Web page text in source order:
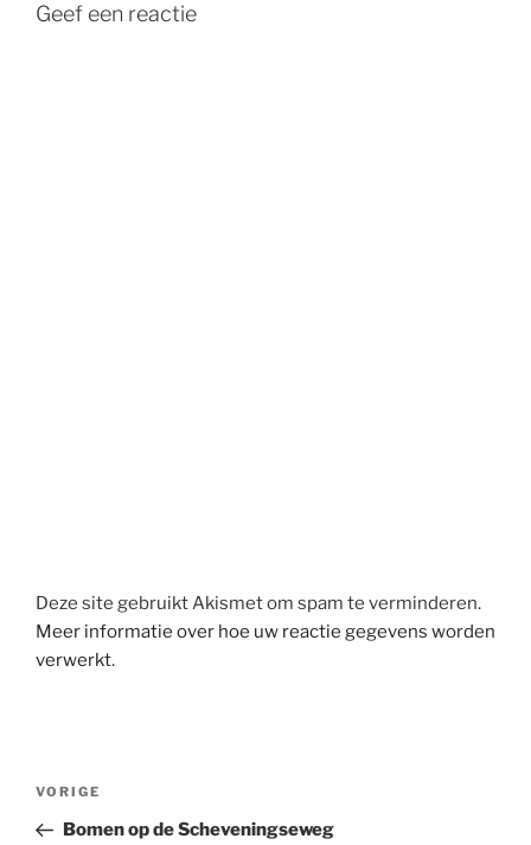
Geef een reactie
Deze site gebruikt Akismet om spam te verminderen.
Meer informatie over hoe uw reactie gegevens worden
verwerkt.
Berichtnavigatie
Vorig
bericht
VORIGE
Bomen op de Scheveningseweg